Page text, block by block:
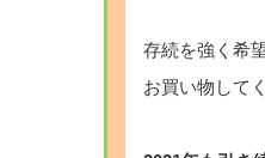
存続を強く希
お買い物して